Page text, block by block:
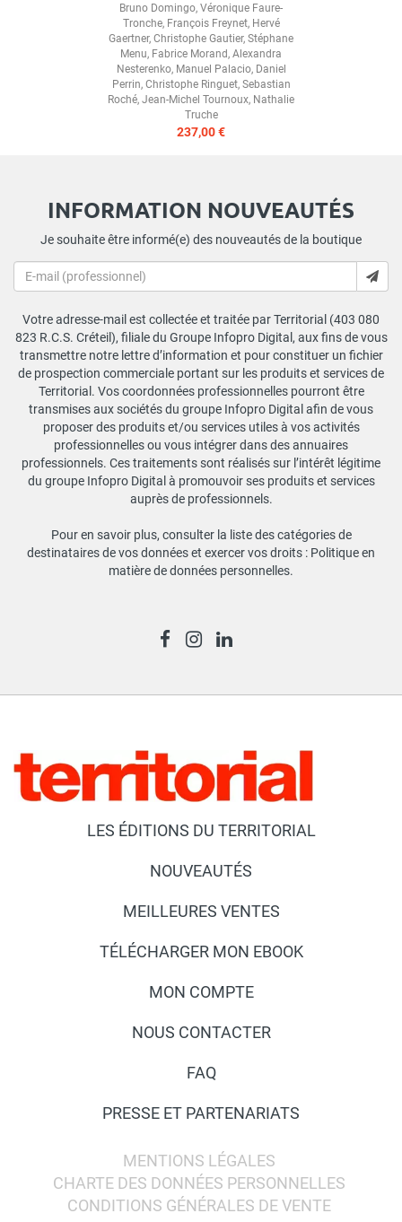
Bruno Domingo, Véronique Faure-
Tronche, François Freynet, Hervé
Gaertner, Christophe Gautier, Stéphane
Menu, Fabrice Morand, Alexandra
Nesterenko, Manuel Palacio, Daniel
Perrin, Christophe Ringuet, Sebastian
Roché, Jean-Michel Tournoux, Nathalie
Truche
237,00 €
INFORMATION NOUVEAUTÉS
Je souhaite être informé(e) des nouveautés de la boutique
Votre adresse-mail est collectée et traitée par Territorial (403 080
823 R.C.S. Créteil), filiale du Groupe Infopro Digital, aux fins de vous
transmettre notre lettre d’information et pour constituer un fichier
de prospection commerciale portant sur les produits et services de
Territorial. Vos coordonnées professionnelles pourront être
transmises aux sociétés du groupe Infopro Digital afin de vous
proposer des produits et/ou services utiles à vos activités
professionnelles ou vous intégrer dans des annuaires
professionnels. Ces traitements sont réalisés sur l’intérêt légitime
du groupe Infopro Digital à promouvoir ses produits et services
auprès de professionnels.
Pour en savoir plus, consulter la liste des catégories de
destinataires de vos données et exercer vos droits : Politique en
matière de données personnelles.
LES ÉDITIONS DU TERRITORIAL
NOUVEAUTÉS
MEILLEURES VENTES
TÉLÉCHARGER MON EBOOK
MON COMPTE
NOUS CONTACTER
FAQ
PRESSE ET PARTENARIATS
MENTIONS LÉGALES
CHARTE DES DONNÉES PERSONNELLES
CONDITIONS GÉNÉRALES DE VENTE